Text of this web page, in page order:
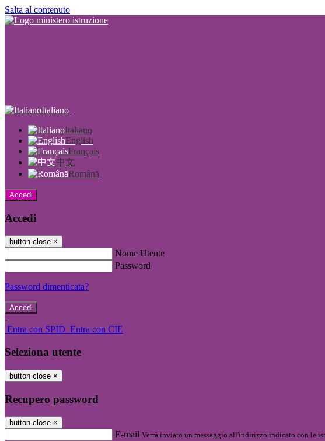
Salta al contenuto
Italiano
Italiano
English
Français
中文
Română
Accedi
Accedi
button close ×
Nome Utente
Password
Password dimenticata?
-
Entra con SPID Entra con CIE
Seleziona utente
button close ×
Recupero password
button close ×
E-mail Verrà inviato un messaggio all'indirizzo indicato con le